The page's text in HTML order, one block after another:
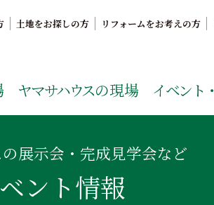
土地をお探しの方 リフォームをお考えの方
ヤマサハウスの現場 イベント・
展示会・完成見学会など
ント情報